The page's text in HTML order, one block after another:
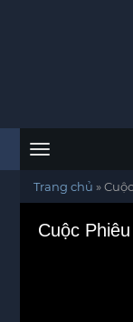
Menu
Trang chủ »
Cuộc